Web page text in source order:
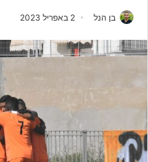
בן הנל 2 באפריל 2023